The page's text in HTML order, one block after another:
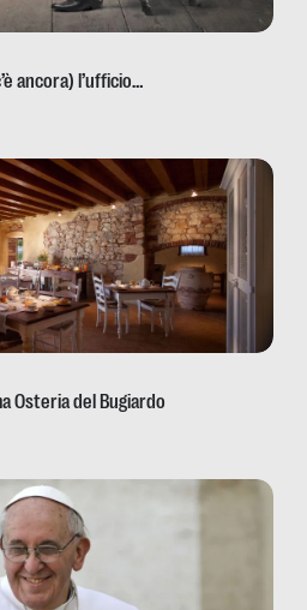
ancora) l’ufficio…
Osteria del Bugiardo